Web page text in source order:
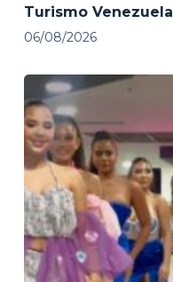
Turismo Venezuela
06/08/2026